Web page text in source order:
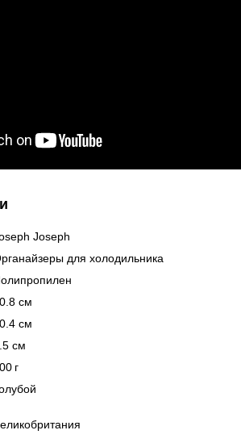
Joseph
для холодильника
см
см
см
г